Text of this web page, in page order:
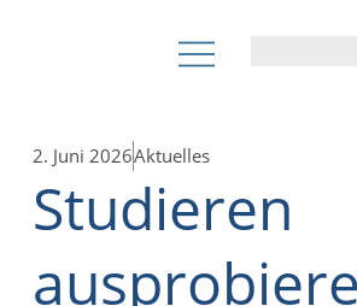
2. Juni 2026Aktuelles
Studieren